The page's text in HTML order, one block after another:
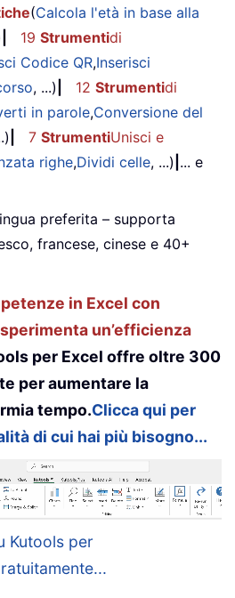
(Calcola l'età in base alla
19 Strumentidi
Codice QR,Inserisci
, ...) 12 Strumentidi
in parole,Conversione del
7 StrumentiUnisci e
righe,Dividi celle, ...) ... e
preferita – supporta
francese, cinese e 40+
in Excel con
un’efficienza
per Excel offre oltre 300
per aumentare la
tempo.Clicca qui per
di cui hai più bisogno...
Kutools per